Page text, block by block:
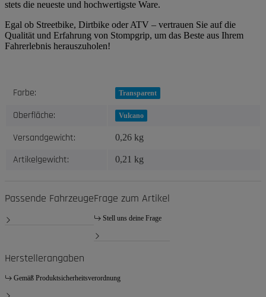
stets die neueste und hochwertigste Ware.
Egal ob Streetbike, Dirtbike oder ATV – vertrauen Sie auf die
Qualität und Erfahrung von Stompgrip, um das Beste aus Ihrem
Fahrerlebnis herauszuholen!
Produkteigenschaft
Wert
Farbe: Transparent
Oberfläche: Vulcano
Versandgewicht: 0,26 kg
Artikelgewicht: 0,21 kg
Passende FahrzeugeFrage zum Artikel
Stell uns deine Frage
Herstellerangaben
Gemäß Produktsicherheitsverordnung